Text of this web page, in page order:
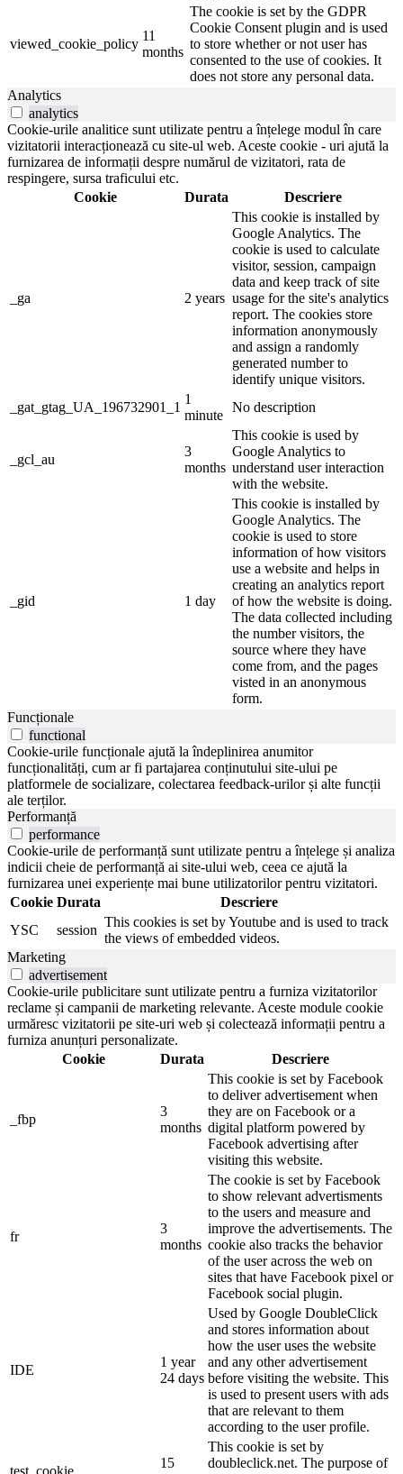
viewed_cookie_policy
11
months
The cookie is set by the GDPR
Cookie Consent plugin and is used
to store whether or not user has
consented to the use of cookies. It
does not store any personal data.
Analytics
analytics
Cookie-urile analitice sunt utilizate pentru a înțelege modul în care
vizitatorii interacționează cu site-ul web. Aceste cookie - uri ajută la
furnizarea de informații despre numărul de vizitatori, rata de
respingere, sursa traficului etc.
Cookie
Durata Descriere
_ga 2 years
This cookie is installed by
Google Analytics. The
cookie is used to calculate
visitor, session, campaign
data and keep track of site
usage for the site's analytics
report. The cookies store
information anonymously
and assign a randomly
generated number to
identify unique visitors.
_gat_gtag_UA_196732901_1
1
minute
No description
_gcl_au
3
months
This cookie is used by
Google Analytics to
understand user interaction
with the website.
_gid 1 day
This cookie is installed by
Google Analytics. The
cookie is used to store
information of how visitors
use a website and helps in
creating an analytics report
of how the website is doing.
The data collected including
the number visitors, the
source where they have
come from, and the pages
visted in an anonymous
form.
Funcționale
functional
Cookie-urile funcționale ajută la îndeplinirea anumitor
funcționalități, cum ar fi partajarea conținutului site-ului pe
platformele de socializare, colectarea feedback-urilor și alte funcții
ale terților.
Performanță
performance
Cookie-urile de performanță sunt utilizate pentru a înțelege și analiza
indicii cheie de performanță ai site-ului web, ceea ce ajută la
furnizarea unei experiențe mai bune utilizatorilor pentru vizitatori.
Cookie Durata
Descriere
YSC
session
This cookies is set by Youtube and is used to track
the views of embedded videos.
Marketing
advertisement
Cookie-urile publicitare sunt utilizate pentru a furniza vizitatorilor
reclame și campanii de marketing relevante. Aceste module cookie
urmăresc vizitatorii pe site-uri web și colectează informații pentru a
furniza anunțuri personalizate.
Cookie
Durata Descriere
_fbp
3
months
This cookie is set by Facebook
to deliver advertisement when
they are on Facebook or a
digital platform powered by
Facebook advertising after
visiting this website.
fr
3
months
The cookie is set by Facebook
to show relevant advertisments
to the users and measure and
improve the advertisements. The
cookie also tracks the behavior
of the user across the web on
sites that have Facebook pixel or
Facebook social plugin.
IDE
1 year
24 days
Used by Google DoubleClick
and stores information about
how the user uses the website
and any other advertisement
before visiting the website. This
is used to present users with ads
that are relevant to them
according to the user profile.
test_cookie
15
This cookie is set by
doubleclick.net. The purpose of